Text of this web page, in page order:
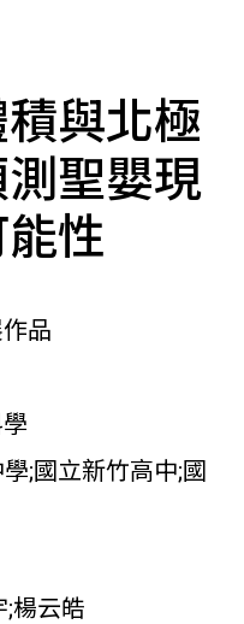
與北極
聖嬰現
性
品
;國立新竹高中;國
;楊云皓